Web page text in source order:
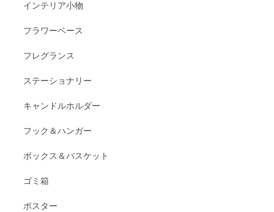
インテリア小物
フラワーベース
フレグランス
ステーショナリー
キャンドルホルダー
フック＆ハンガー
ボックス＆バスケット
ゴミ箱
ポスター